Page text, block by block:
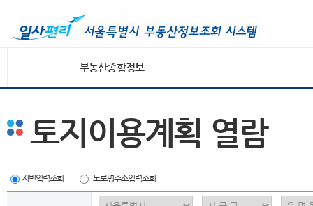
부동산종합정보
토지이용계획 열람
지번입력조회 도로명주소입력조회